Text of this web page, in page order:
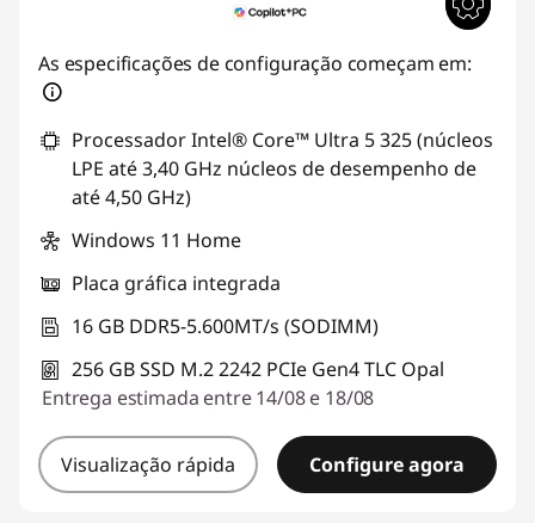
As especificações de configuração começam em:
Processador Intel® Core™ Ultra 5 325 (núcleos
LPE até 3,40 GHz núcleos de desempenho de
até 4,50 GHz)
Windows 11 Home
Placa gráfica integrada
16 GB DDR5-5.600MT/s (SODIMM)
256 GB SSD M.2 2242 PCIe Gen4 TLC Opal
Entrega estimada entre 14/08 e 18/08
Visualização rápida Configure agora